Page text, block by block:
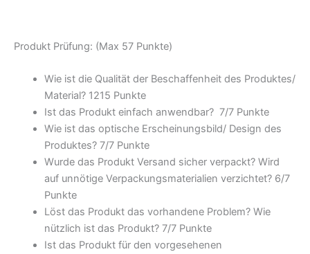
Produkt Prüfung: (Max 57 Punkte)
Wie ist die Qualität der Beschaffenheit des Produktes/
Material? 1215 Punkte
Ist das Produkt einfach anwendbar? 7/7 Punkte
Wie ist das optische Erscheinungsbild/ Design des
Produktes? 7/7 Punkte
Wurde das Produkt Versand sicher verpackt? Wird
auf unnötige Verpackungsmaterialien verzichtet? 6/7
Punkte
Löst das Produkt das vorhandene Problem? Wie
nützlich ist das Produkt? 7/7 Punkte
Ist das Produkt für den vorgesehenen